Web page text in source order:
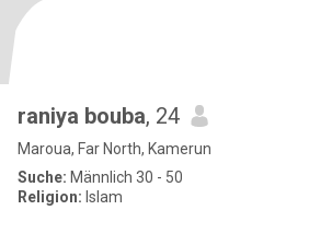
raniya bouba, 24
Maroua, Far North, Kamerun
Suche: Männlich 30 - 50
Religion: Islam